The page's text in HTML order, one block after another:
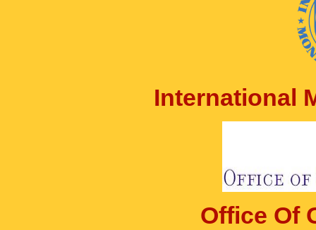
International
Office Of